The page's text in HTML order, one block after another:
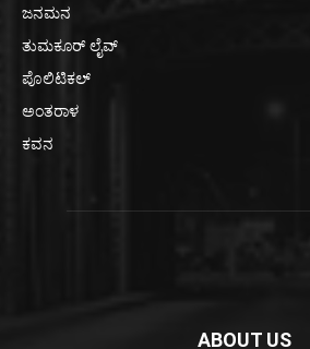
ಜನಮನ
ತುಮಕೂರ್ ಲೈವ್
ಪೊಲಿಟಿಕಲ್
ಅಂತರಾಳ
ಕವನ
ABOUT US